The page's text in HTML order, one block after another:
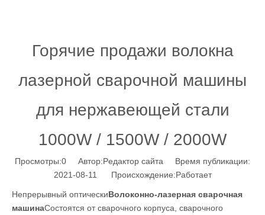
Горячие продажи волокна
лазерной сварочной машины
для нержавеющей стали
1000W / 1500W / 2000W
Просмотры:0 Автор:Pедактор сайта Время публикации:
2021-08-11 Происхождение:Работает
Непрерывный оптическиВолоконно-лазерная сварочная
машинаСостоятся от сварочного корпуса, сварочного